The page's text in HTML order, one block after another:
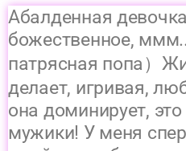
Абалденная
божественное,
патрясная попа）
делает, игривая,
она доминирует,
мужики! У меня